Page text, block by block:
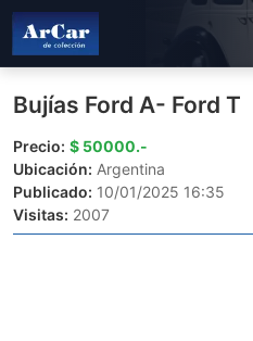
Bujías Ford A- Ford T
Precio: $ 50000.-
Ubicación: Argentina
Publicado: 10/01/2025 16:35
Visitas: 2007